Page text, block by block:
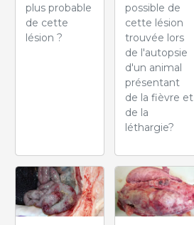
plus probable
de cette
lésion ?
possible de
cette lésion
trouvée lors
de l'autopsie
d'un animal
présentant
de la fièvre et
de la
léthargie?